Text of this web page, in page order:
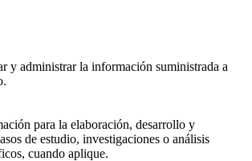
y administrar la información suministrada a
para la elaboración, desarrollo y
de estudio, investigaciones o análisis
cuando aplique.